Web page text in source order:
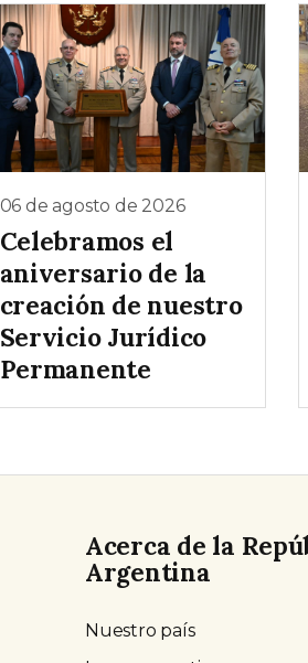
06 de agosto de 2026
Celebramos el
aniversario de la
creación de nuestro
Servicio Jurídico
Permanente
Acerca de la
Argentina
Nuestro país